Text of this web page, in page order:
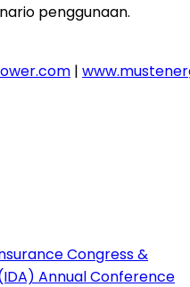
penggunaan.
|
Congress &
Annual Conference